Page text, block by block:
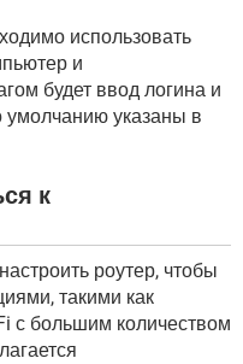
использовать
и
будет ввод логина и
указаны в
к
роутер, чтобы
такими как
с большим количеством